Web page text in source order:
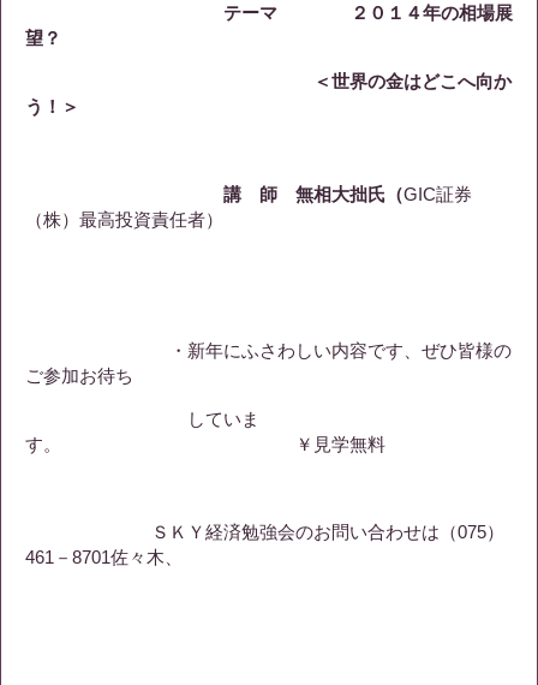
テーマ ２０１４年の相場展
望？
＜世界の金はどこへ向か
う！＞
講 師 無相大拙氏（GIC証券
（株）最高投資責任者）
・新年にふさわしい内容です、ぜひ皆様の
ご参加お待ち
していま
す。 ￥見学無料
ＳＫＹ経済勉強会のお問い合わせは（075）
461－8701佐々木、